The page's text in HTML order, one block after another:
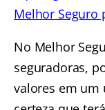
Melhor Seguro
No Melhor
seguradoras,
valores em um